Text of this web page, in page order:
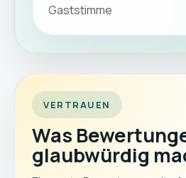
Gaststimme
VERTRAUEN
Was
glaubwürdig